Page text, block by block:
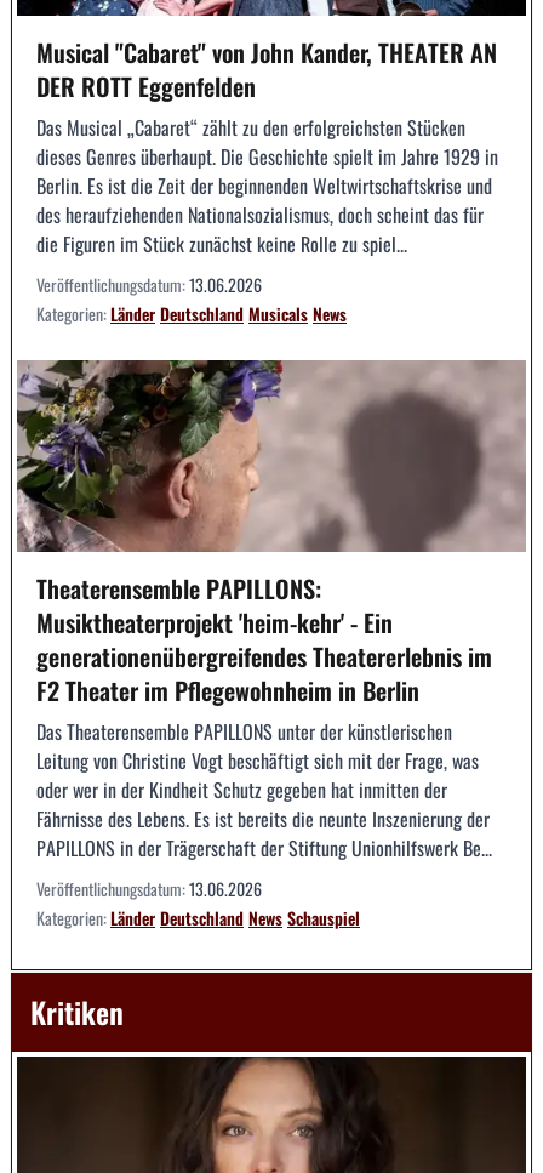
Musical "Cabaret" von John Kander, THEATER AN
DER ROTT Eggenfelden
Das Musical „Cabaret“ zählt zu den erfolgreichsten Stücken
dieses Genres überhaupt. Die Geschichte spielt im Jahre 1929 in
Berlin. Es ist die Zeit der beginnenden Weltwirtschaftskrise und
des heraufziehenden Nationalsozialismus, doch scheint das für
die Figuren im Stück zunächst keine Rolle zu spiel...
Veröffentlichungsdatum:13.06.2026
Kategorien:LänderDeutschlandMusicalsNews
Theaterensemble PAPILLONS:
Musiktheaterprojekt 'heim-kehr' - Ein
generationenübergreifendes Theatererlebnis im
F2 Theater im Pflegewohnheim in Berlin
Das Theaterensemble PAPILLONS unter der künstlerischen
Leitung von Christine Vogt beschäftigt sich mit der Frage, was
oder wer in der Kindheit Schutz gegeben hat inmitten der
Fährnisse des Lebens. Es ist bereits die neunte Inszenierung der
PAPILLONS in der Trägerschaft der Stiftung Unionhilfswerk Be...
Veröffentlichungsdatum:13.06.2026
Kategorien:LänderDeutschlandNewsSchauspiel
Kritiken